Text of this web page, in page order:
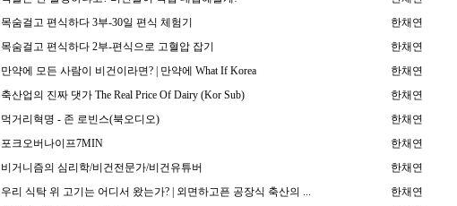
목숨걸고 편식하다 3부-30일 편식 체험기 한채연
목숨걸고 편식하다 2부-편식으로 고혈압 잡기 한채연
만약에 모든 사람이 비건이라면? | 만약에 What If Korea 한채연
축산업의 진짜 댓가 The Real Price Of Dairy (Kor Sub) 한채연
먹거리혁명 - 존 로빈스(북오디오) 한채연
포크오버나이프7MIN 한채연
비거니즘의 심리학/비건전문가/비건유튜버 한채연
우리 식탁 위 고기는 어디서 왔는가? | 외면하고픈 공장식 축산의 ... 한채연